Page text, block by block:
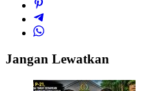
Jangan Lewatkan